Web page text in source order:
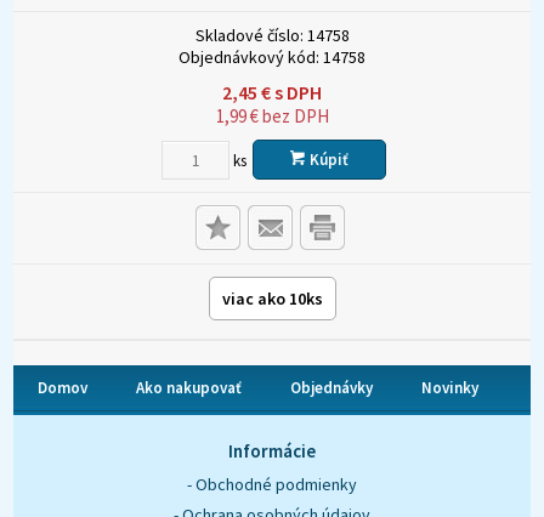
Skladové číslo: 14758
Objednávkový kód: 14758
2,45 €s DPH
1,99€bez DPH
ks Kúpiť
viac ako 10ks
Domov Ako nakupovať Objednávky Novinky
Informácie
- Obchodné podmienky